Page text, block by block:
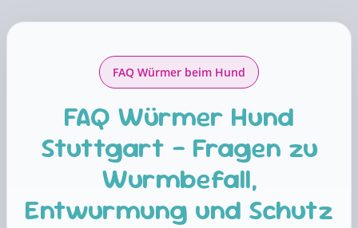
FAQ Würmer beim Hund
FAQ Würmer Hund
Stuttgart – Fragen zu
Wurmbefall,
Entwurmung und Schutz